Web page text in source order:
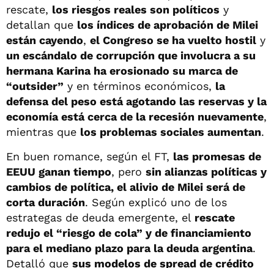
rescate, los riesgos reales son políticos y
detallan que los índices de aprobación de Milei
están cayendo, el Congreso se ha vuelto hostil y
un escándalo de corrupción que involucra a su
hermana Karina ha erosionado su marca de
“outsider” y en términos económicos, la
defensa del peso está agotando las reservas y la
economía está cerca de la recesión nuevamente,
mientras que los problemas sociales aumentan.
En buen romance, según el FT, las promesas de
EEUU ganan tiempo, pero sin alianzas políticas y
cambios de política, el alivio de Milei será de
corta duración. Según explicó uno de los
estrategas de deuda emergente, el rescate
redujo el “riesgo de cola” y de financiamiento
para el mediano plazo para la deuda argentina.
Detalló que sus modelos de spread de crédito